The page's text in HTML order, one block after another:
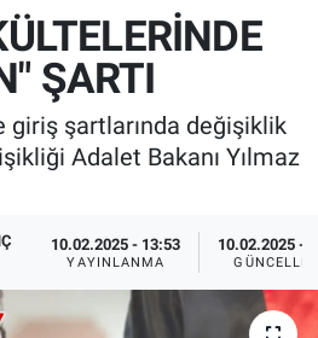
ŞARTI
giriş şartlarında değişiklik
Adalet Bakanı Yılmaz
10.02.2025 - 13:53
YAYINLANMA
10.02.2025 -